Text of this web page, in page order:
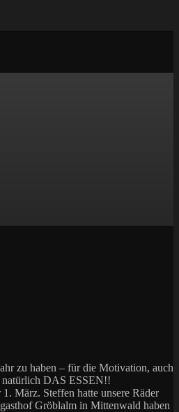
zu haben – für die Motivation, auch
DAS ESSEN!!
März. Steffen hatte unsere Räder
Gröblalm in Mittenwald haben